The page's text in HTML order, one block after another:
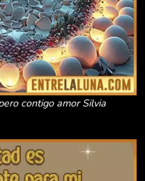
contigo amor Silvia